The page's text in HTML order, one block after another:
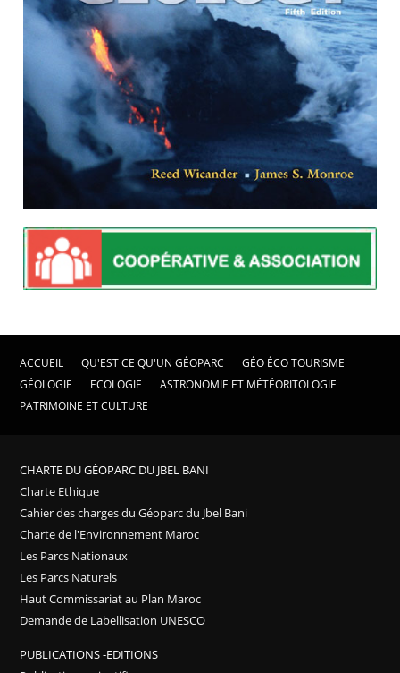
ACCUEIL QU'EST CE QU'UN GÉOPARC
GÉO ÉCO TOURISME
GÉOLOGIE
ECOLOGIE
ASTRONOMIE ET MÉTÉORITOLOGIE
PATRIMOINE ET CULTURE
CHARTE DU GÉOPARC DU JBEL BANI
Charte Ethique
Cahier des charges du Géoparc du Jbel Bani
Charte de l'Environnement Maroc
Les Parcs Nationaux
Les Parcs Naturels
Haut Commissariat au Plan Maroc
Demande de Labellisation UNESCO
PUBLICATIONS -EDITIONS